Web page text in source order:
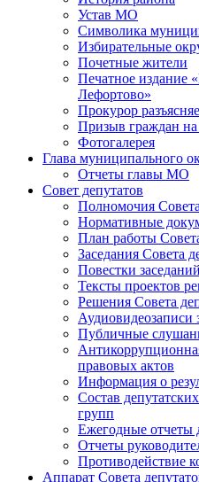
Устав МО
Символика
Избирательные
Почетные жители
Печатное издание
Лефортово»
Прокурор
Призыв граждан
Фотогалерея
Глава муниципального
Отчеты главы МО
Совет депутатов
Полномочия
Нормативные
План работы
Заседания Cовета
Повестки заседаний
Тексты проектов
Решения Совета
Аудиовидеозаписи
Публичные
правовых актов
Информация о
Состав
групп
Ежегодные отчеты
Отчеты
Противодействие
Аппарат Совета